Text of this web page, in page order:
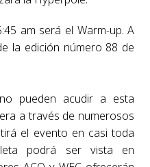
am será el Warm-up. A
la edición número 88 de
pueden acudir a esta
a través de numerosos
el evento en casi toda
podrá ser vista en